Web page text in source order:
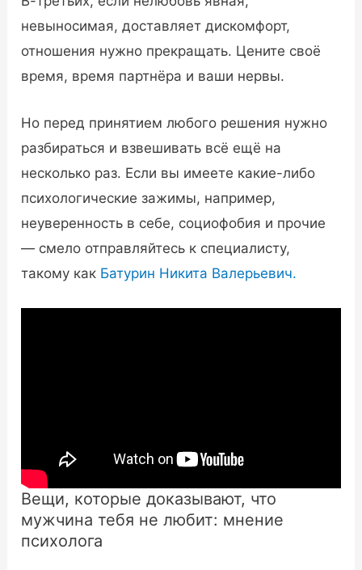
невыносимая, доставляет дискомфорт,
отношения нужно прекращать. Цените своё
время, время партнёра и ваши нервы.
Но перед принятием любого решения нужно
разбираться и взвешивать всё ещё на
несколько раз. Если вы имеете какие-либо
психологические зажимы, например,
неуверенность в себе, социофобия и прочие
— смело отправляйтесь к специалисту,
такому как Батурин Никита Валерьевич.
Вещи, которые доказывают, что
мужчина тебя не любит: мнение
психолога